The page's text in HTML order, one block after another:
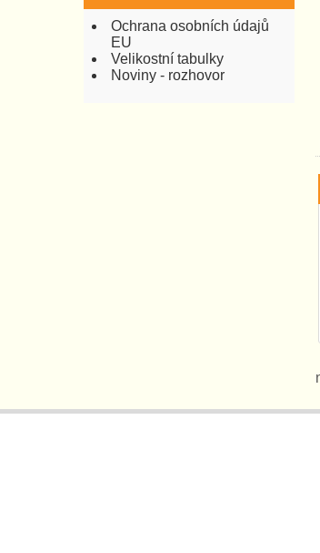
Ochrana osobních údajů
EU
Velikostní tabulky
Noviny - rozhovor